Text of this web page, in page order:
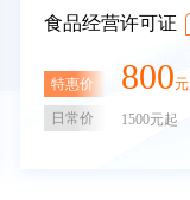
食品经营许可证
特惠价 800
日常价 1500元起